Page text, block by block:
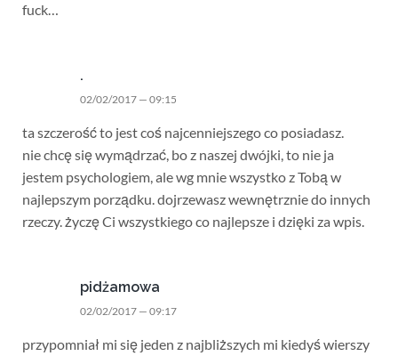
fuck…
.
02/02/2017 — 09:15
ta szczerość to jest coś najcenniejszego co posiadasz.
nie chcę się wymądrzać, bo z naszej dwójki, to nie ja
jestem psychologiem, ale wg mnie wszystko z Tobą w
najlepszym porządku. dojrzewasz wewnętrznie do innych
rzeczy. życzę Ci wszystkiego co najlepsze i dzięki za wpis.
pidżamowa
02/02/2017 — 09:17
przypomniał mi się jeden z najbliższych mi kiedyś wierszy